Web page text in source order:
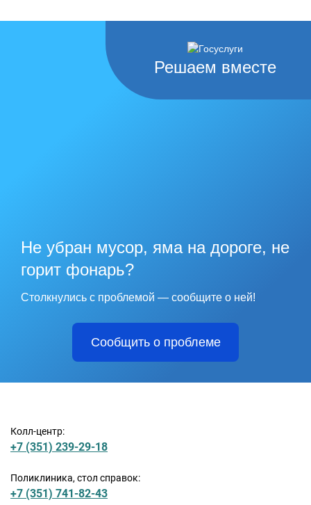
Решаем вместе
Не убран мусор, яма на дороге, не
горит фонарь?
Столкнулись с проблемой — сообщите о ней!
Сообщить о проблеме
Колл-центр:
+7 (351) 239-29-18
Поликлиника, стол справок:
+7 (351) 741-82-43